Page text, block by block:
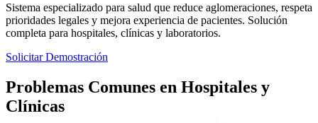
Sistema especializado para salud que reduce aglomeraciones, respeta
prioridades legales y mejora experiencia de pacientes. Solución
completa para hospitales, clínicas y laboratorios.
Solicitar Demostración
Problemas Comunes en Hospitales y
Clínicas